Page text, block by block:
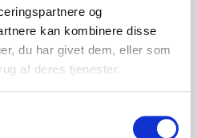
og
kan kombinere disse
du har givet dem, eller som
af deres tjenester.
og nye forretningsmodeller
organisatorisk robusthed og